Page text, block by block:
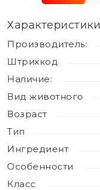
Характеристики
Производитель:
Штрихкод
Наличие:
Вид животного
Возраст
Тип
Ингредиент
Особенности
Класс